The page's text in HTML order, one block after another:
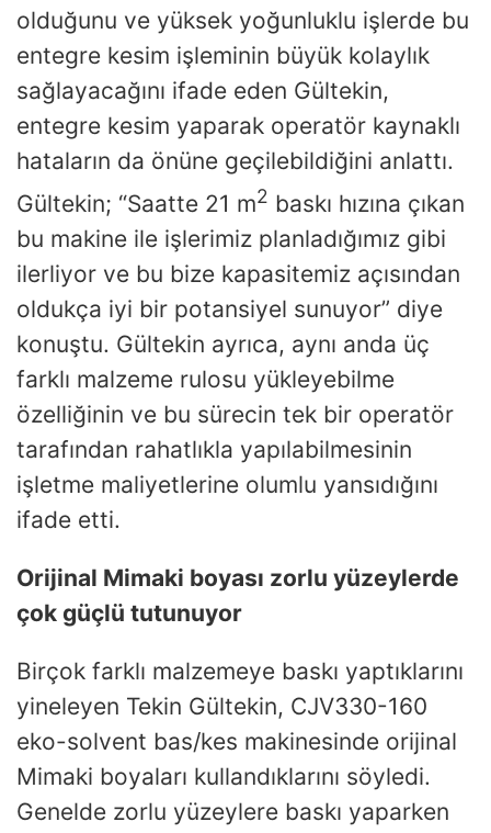
olduğunu ve yüksek yoğunluklu işlerde bu
entegre kesim işleminin büyük kolaylık
sağlayacağını ifade eden Gültekin,
entegre kesim yaparak operatör kaynaklı
hataların da önüne geçilebildiğini anlattı.
Gültekin; “Saatte 21 m2 baskı hızına çıkan
bu makine ile işlerimiz planladığımız gibi
ilerliyor ve bu bize kapasitemiz açısından
oldukça iyi bir potansiyel sunuyor” diye
konuştu. Gültekin ayrıca, aynı anda üç
farklı malzeme rulosu yükleyebilme
özelliğinin ve bu sürecin tek bir operatör
tarafından rahatlıkla yapılabilmesinin
işletme maliyetlerine olumlu yansıdığını
ifade etti.
Orijinal Mimaki boyası zorlu yüzeylerde
çok güçlü tutunuyor
Birçok farklı malzemeye baskı yaptıklarını
yineleyen Tekin Gültekin, CJV330-160
eko-solvent bas/kes makinesinde orijinal
Mimaki boyaları kullandıklarını söyledi.
Genelde zorlu yüzeylere baskı yaparken